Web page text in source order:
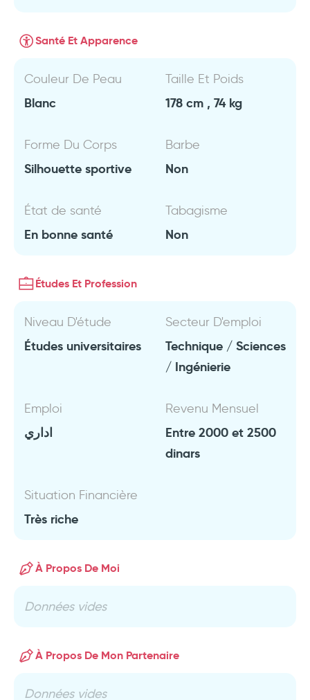
Santé Et Apparence
Couleur De Peau
Blanc
Taille Et Poids
178 cm , 74 kg
Forme Du Corps
Silhouette sportive
Barbe
Non
État de santé
En bonne santé
Tabagisme
Non
Études Et Profession
Niveau D'étude
Études universitaires
Secteur D'emploi
Technique / Sciences
/ Ingénierie
Emploi
اداري
Revenu Mensuel
Entre 2000 et 2500
dinars
Situation Financière
Très riche
À Propos De Moi
Données vides
À Propos De Mon Partenaire
Données vides